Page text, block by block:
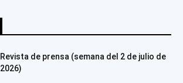
Revista de prensa (semana del 2 de julio de
2026)